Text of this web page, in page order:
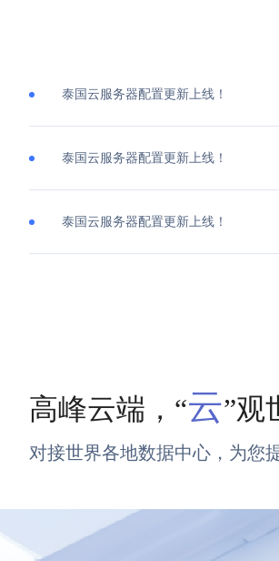
泰国云服务器配置更新上线！
泰国云服务器配置更新上线！
泰国云服务器配置更新上线！
高峰云端，“云”观
对接世界各地数据中心，为您